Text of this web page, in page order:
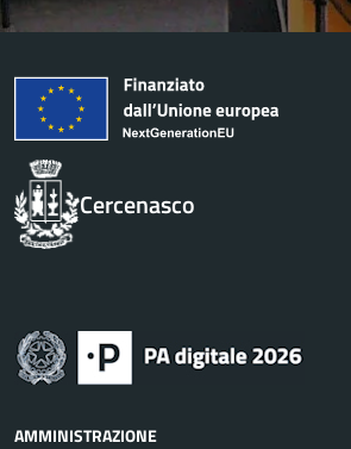
Cercenasco
AMMINISTRAZIONE